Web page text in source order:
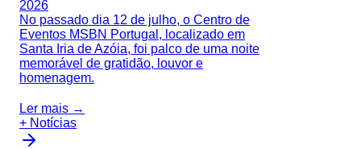
2026
No passado dia 12 de julho, o Centro de
Eventos MSBN Portugal, localizado em
Santa Iria de Azóia, foi palco de uma noite
memorável de gratidão, louvor e
homenagem.
Ler mais →
+ Notícias